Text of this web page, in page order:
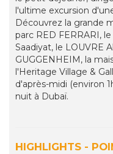
l'ultime excursion
Découvrez la grande
parc RED FERRARI,
Saadiyat, le LOUVRE
GUGGENHEIM, la
l'Heritage Village &
d'après-midi (environ
nuit à Dubaï.
HIGHLIGHTS -